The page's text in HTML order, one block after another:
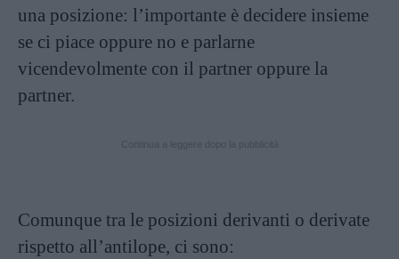
una posizione: l’importante è decidere insieme
se ci piace oppure no e parlarne
vicendevolmente con il partner oppure la
partner.
Comunque tra le posizioni derivanti o derivate
rispetto all’antilope, ci sono: